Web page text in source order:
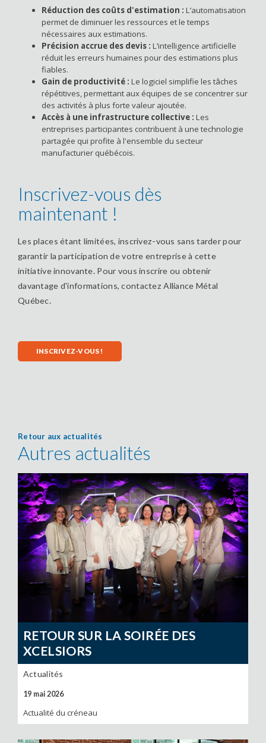
Réduction des coûts d'estimation : L’automatisation
permet de diminuer les ressources et le temps
nécessaires aux estimations.
Précision accrue des devis : L’intelligence artificielle
réduit les erreurs humaines pour des estimations plus
fiables.
Gain de productivité : Le logiciel simplifie les tâches
répétitives, permettant aux équipes de se concentrer sur
des activités à plus forte valeur ajoutée.
Accès à une infrastructure collective : Les
entreprises participantes contribuent à une technologie
partagée qui profite à l'ensemble du secteur
manufacturier québécois.
Inscrivez-vous dès
maintenant !
Les places étant limitées, inscrivez-vous sans tarder pour
garantir la participation de votre entreprise à cette
initiative innovante. Pour vous inscrire ou obtenir
davantage d'informations, contactez Alliance Métal
Québec.
INSCRIVEZ-VOUS !
Retour aux actualités
Autres actualités
RETOUR SUR LA SOIRÉE DES
XCELSIORS
Actualités
19 mai 2026
Actualité du créneau